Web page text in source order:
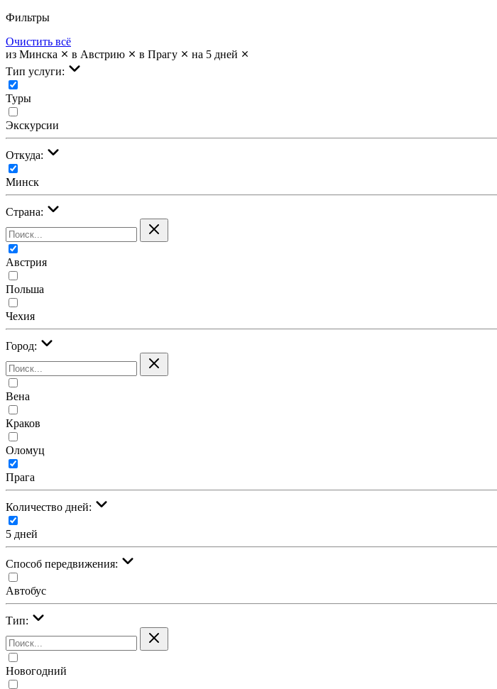
Фильтры
Очистить всё
из Минска
в Австрию в Прагу
на 5 дней
Тип услуги:
Туры
Экскурсии
Откуда:
Минск
Страна:
Австрия
Польша
Чехия
Город:
Вена
Краков
Оломуц
Прага
Количество дней:
5 дней
Cпособ передвижения:
Автобус
Тип:
Новогодний